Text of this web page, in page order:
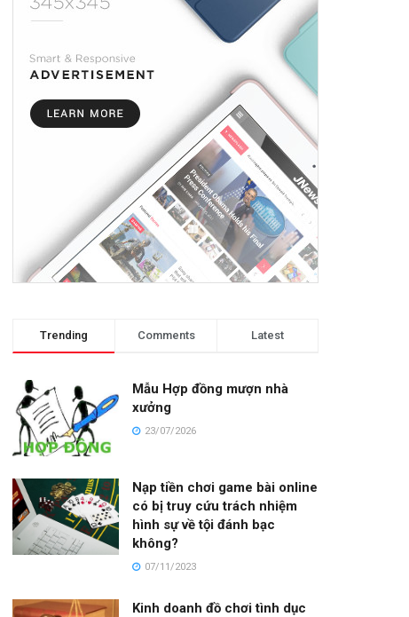
Trending Comments Latest
Mẫu Hợp đồng mượn nhà
xưởng
23/07/2026
Nạp tiền chơi game bài online
có bị truy cứu trách nhiệm
hình sự về tội đánh bạc
không?
07/11/2023
Kinh doanh đồ chơi tình dục